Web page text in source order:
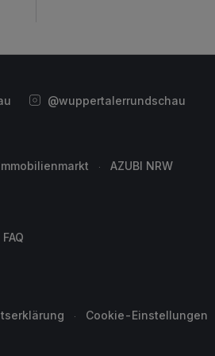
@wuppertalerrundschau
AZUBI NRW
FAQ
Cookie-Einstellungen